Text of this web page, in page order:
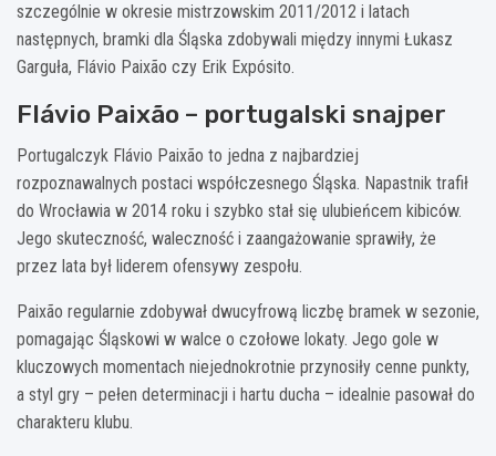
szczególnie w okresie mistrzowskim 2011/2012 i latach
następnych, bramki dla Śląska zdobywali między innymi Łukasz
Garguła, Flávio Paixão czy Erik Expósito.
Flávio Paixão – portugalski snajper
Portugalczyk Flávio Paixão to jedna z najbardziej
rozpoznawalnych postaci współczesnego Śląska. Napastnik trafił
do Wrocławia w 2014 roku i szybko stał się ulubieńcem kibiców.
Jego skuteczność, waleczność i zaangażowanie sprawiły, że
przez lata był liderem ofensywy zespołu.
Paixão regularnie zdobywał dwucyfrową liczbę bramek w sezonie,
pomagając Śląskowi w walce o czołowe lokaty. Jego gole w
kluczowych momentach niejednokrotnie przynosiły cenne punkty,
a styl gry – pełen determinacji i hartu ducha – idealnie pasował do
charakteru klubu.